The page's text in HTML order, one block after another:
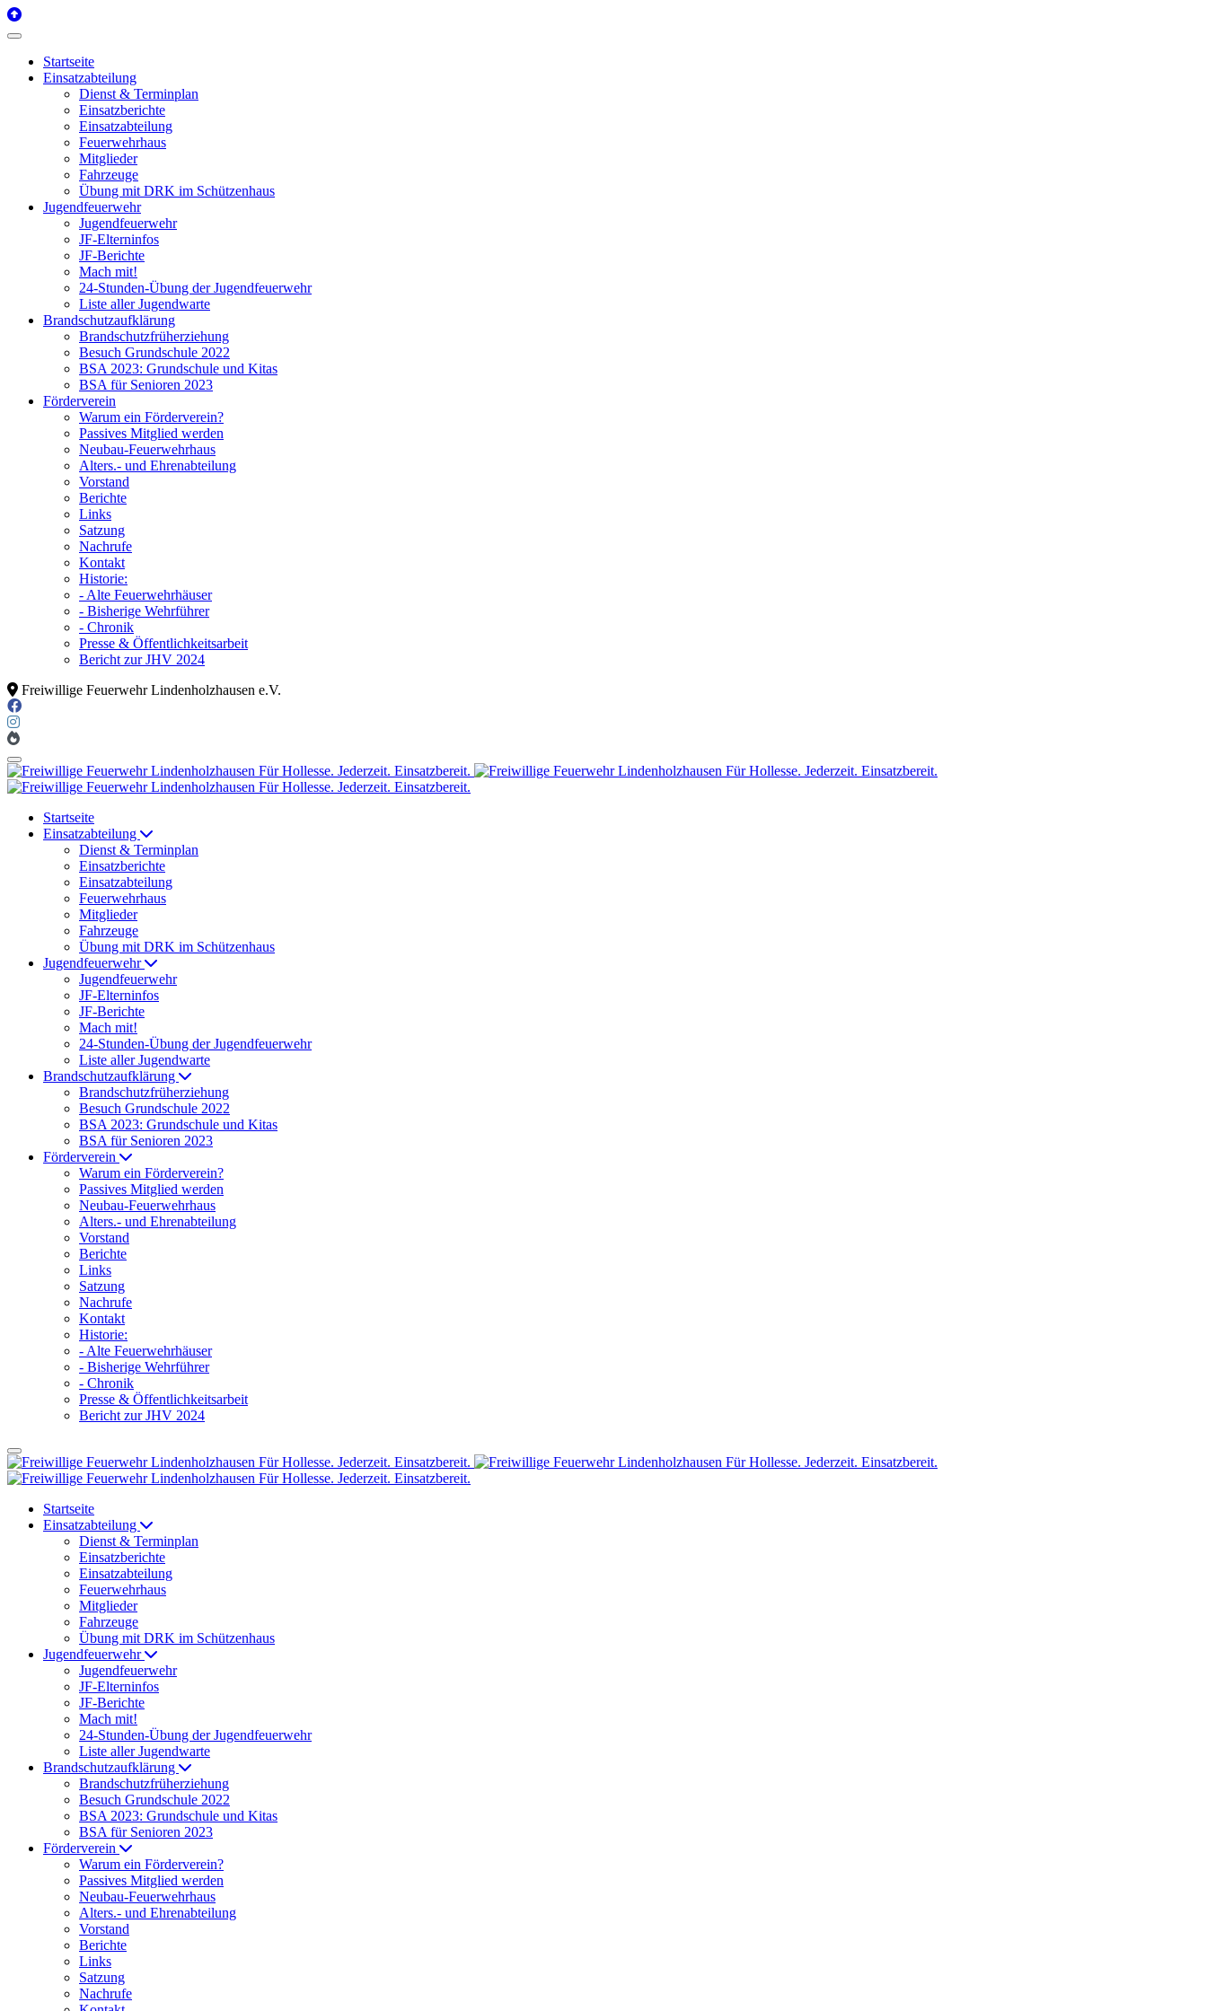
Startseite
Einsatzabteilung
Dienst & Terminplan
Einsatzberichte
Einsatzabteilung
Feuerwehrhaus
Mitglieder
Fahrzeuge
Übung mit DRK im Schützenhaus
Jugendfeuerwehr
Jugendfeuerwehr
JF-Elterninfos
JF-Berichte
Mach mit!
24-Stunden-Übung der Jugendfeuerwehr
Liste aller Jugendwarte
Brandschutzaufklärung
Brandschutzfrüherziehung
Besuch Grundschule 2022
BSA 2023: Grundschule und Kitas
BSA für Senioren 2023
Förderverein
Warum ein Förderverein?
Passives Mitglied werden
Neubau-Feuerwehrhaus
Alters.- und Ehrenabteilung
Vorstand
Berichte
Links
Satzung
Nachrufe
Kontakt
Historie:
- Alte Feuerwehrhäuser
- Bisherige Wehrführer
- Chronik
Presse & Öffentlichkeitsarbeit
Bericht zur JHV 2024
Freiwillige Feuerwehr Lindenholzhausen e.V.
Startseite
Einsatzabteilung
Dienst & Terminplan
Einsatzberichte
Einsatzabteilung
Feuerwehrhaus
Mitglieder
Fahrzeuge
Übung mit DRK im Schützenhaus
Jugendfeuerwehr
Jugendfeuerwehr
JF-Elterninfos
JF-Berichte
Mach mit!
24-Stunden-Übung der Jugendfeuerwehr
Liste aller Jugendwarte
Brandschutzaufklärung
Brandschutzfrüherziehung
Besuch Grundschule 2022
BSA 2023: Grundschule und Kitas
BSA für Senioren 2023
Förderverein
Warum ein Förderverein?
Passives Mitglied werden
Neubau-Feuerwehrhaus
Alters.- und Ehrenabteilung
Vorstand
Berichte
Links
Satzung
Nachrufe
Kontakt
Historie:
- Alte Feuerwehrhäuser
- Bisherige Wehrführer
- Chronik
Presse & Öffentlichkeitsarbeit
Bericht zur JHV 2024
Startseite
Einsatzabteilung
Dienst & Terminplan
Einsatzberichte
Einsatzabteilung
Feuerwehrhaus
Mitglieder
Fahrzeuge
Übung mit DRK im Schützenhaus
Jugendfeuerwehr
Jugendfeuerwehr
JF-Elterninfos
JF-Berichte
Mach mit!
24-Stunden-Übung der Jugendfeuerwehr
Liste aller Jugendwarte
Brandschutzaufklärung
Brandschutzfrüherziehung
Besuch Grundschule 2022
BSA 2023: Grundschule und Kitas
BSA für Senioren 2023
Förderverein
Warum ein Förderverein?
Passives Mitglied werden
Neubau-Feuerwehrhaus
Alters.- und Ehrenabteilung
Vorstand
Berichte
Links
Satzung
Nachrufe